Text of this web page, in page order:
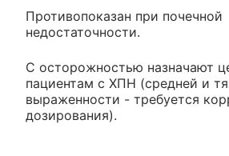
Противопоказан при почечной
недостаточности.
С осторожностью назначают
пациентам с ХПН (средней и
выраженности - требуется
дозирования).